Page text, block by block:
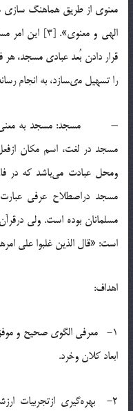
معنوى از طريق هماهنگ سازى
الهى و
قرار دادن بُعد عبادى مسجد،
را تسهيل مى‏سازد، به انجام
– مسجد: مسجد به معني
مسجد در لغت، اسم مكان
مسجد دراصطلاح عرفي
مسلمانان بوده است. ولي
است: «قال الذين غلبوا علي
اهداف:
1- معرفي الگوي صحيح و
ابعاد كلان وخرد.
2- بهره‌گيري ازتجربيات